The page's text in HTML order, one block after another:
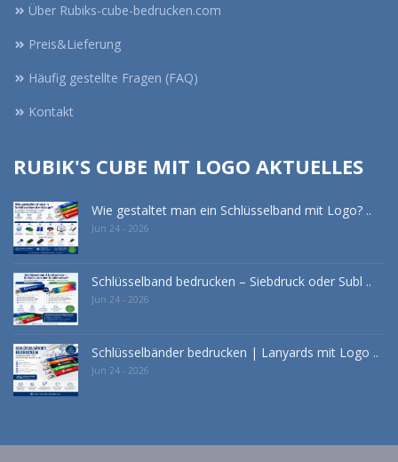
Über Rubiks-cube-bedrucken.com
Preis&Lieferung
Häufig gestellte Fragen (FAQ)
Kontakt
RUBIK'S CUBE MIT LOGO AKTUELLES
Wie gestaltet man ein Schlüsselband mit Logo? ..
Jun 24 - 2026
Schlüsselband bedrucken – Siebdruck oder Subl ..
Jun 24 - 2026
Schlüsselbänder bedrucken | Lanyards mit Logo ..
Jun 24 - 2026